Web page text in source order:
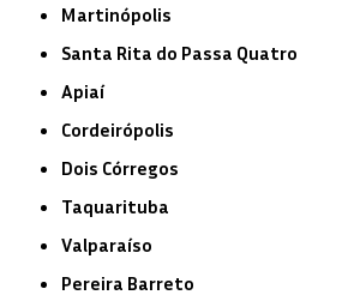
Martinópolis
Santa Rita do Passa Quatro
Apiaí
Cordeirópolis
Dois Córregos
Taquarituba
Valparaíso
Pereira Barreto